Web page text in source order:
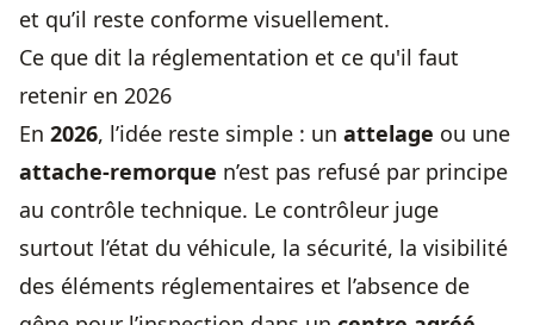
et qu’il reste conforme visuellement.
Ce que dit la réglementation et ce qu'il faut
retenir en 2026
En 2026, l’idée reste simple : un attelage ou une
attache-remorque n’est pas refusé par principe
au contrôle technique. Le contrôleur juge
surtout l’état du véhicule, la sécurité, la visibilité
des éléments réglementaires et l’absence de